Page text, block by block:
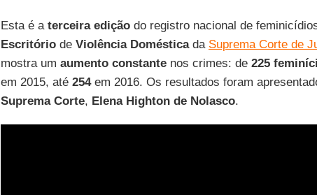
Esta é a terceira ediçãodo registro nacional de
EscritóriodeViolência Domésticada Suprema Corte de
mostra um aumento constantenos crimes: de 225
em 2015, até 254em 2016. Os resultados foram
Suprema Corte, Elena Highton de Nolasco.